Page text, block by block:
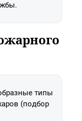
типы
(подбор